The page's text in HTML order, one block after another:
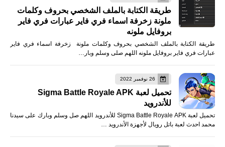
طريقة الكتابة بالملف الشخصي بحروف وكلمات
ملونة زخرفة اسماء فري فاير عبارات فري فاير
بروفايل ملونه
طريقة الكتابة بالملف الشخصي بحروف وكلمات ملونة زخرفة اسماء فري فاير
عبارات فري فاير بروفايل ملونه اللهم صلى وسلم وبار…
26 نوفمبر 2022
تحميل لعبة Sigma Battle Royale APK
للأندرويد
تحميل لعبة Sigma Battle Royale APK للأندرويد اللهم صل وسلم وبارك على سيدنا
محمد احدث لعبة باتل رويال لأجهزة الأندرويد …